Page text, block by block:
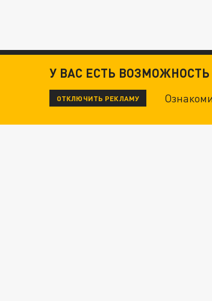
У ВАС ЕСТЬ
ОТКЛЮЧИТЬ РЕКЛАМУ